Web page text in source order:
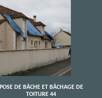
POSE DE BÂCHE ET BÂCHAGE DE
TOITURE 44